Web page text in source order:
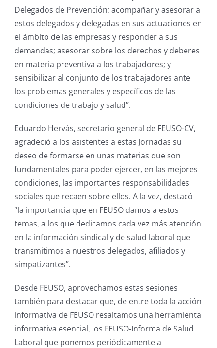
Delegados de Prevención; acompañar y asesorar a
estos delegados y delegadas en sus actuaciones en
el ámbito de las empresas y responder a sus
demandas; asesorar sobre los derechos y deberes
en materia preventiva a los trabajadores; y
sensibilizar al conjunto de los trabajadores ante
los problemas generales y específicos de las
condiciones de trabajo y salud”.
Eduardo Hervás, secretario general de FEUSO-CV,
agradeció a los asistentes a estas Jornadas su
deseo de formarse en unas materias que son
fundamentales para poder ejercer, en las mejores
condiciones, las importantes responsabilidades
sociales que recaen sobre ellos. A la vez, destacó
“la importancia que en FEUSO damos a estos
temas, a los que dedicamos cada vez más atención
en la información sindical y de salud laboral que
transmitimos a nuestros delegados, afiliados y
simpatizantes”.
Desde FEUSO, aprovechamos estas sesiones
también para destacar que, de entre toda la acción
informativa de FEUSO resaltamos una herramienta
informativa esencial, los FEUSO-Informa de Salud
Laboral que ponemos periódicamente a